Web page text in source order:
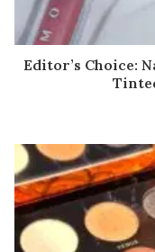
Editor’s Choice: